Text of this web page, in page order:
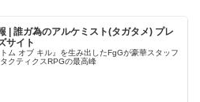
| 誰ガ為のアルケミスト(タガタメ) プレ
サイト
トム オブ キル』を生み出したFgGが豪華スタッフ
クティクスRPGの最高峰